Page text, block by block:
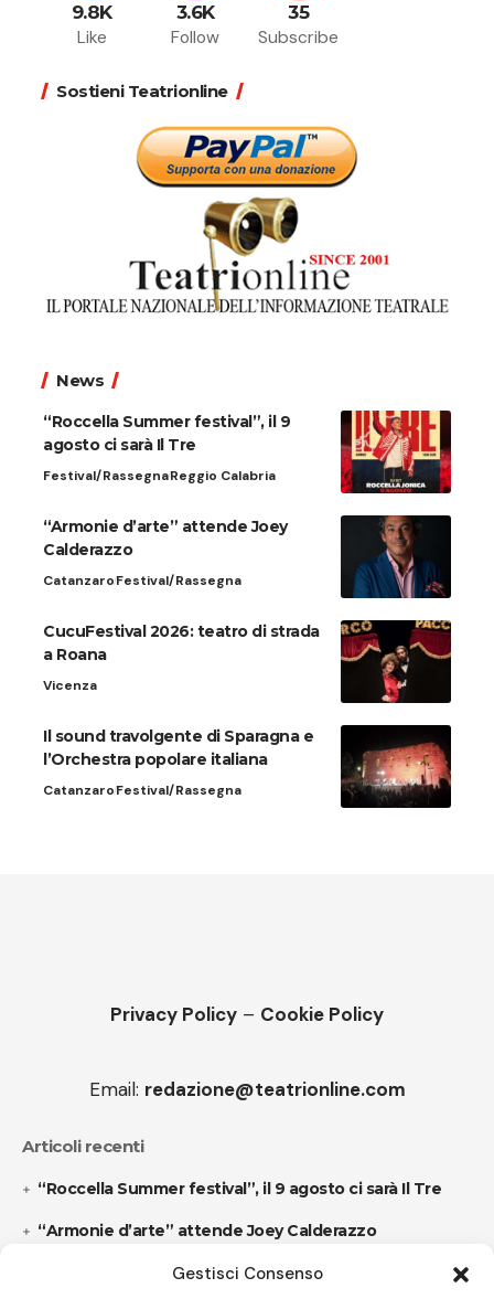
Gestisci Consenso
9.8K
Like
3.6K
Follow
35
Subscribe
Sostieni Teatrionline
News
“Roccella Summer festival”, il 9
agosto ci sarà Il Tre
Festival/RassegnaReggio Calabria
“Armonie d’arte” attende Joey
Calderazzo
CatanzaroFestival/Rassegna
CucuFestival 2026: teatro di strada
a Roana
Vicenza
Il sound travolgente di Sparagna e
l’Orchestra popolare italiana
CatanzaroFestival/Rassegna
Privacy Policy – Cookie Policy
Email: redazione@teatrionline.com
Articoli recenti
“Roccella Summer festival”, il 9 agosto ci sarà Il Tre
“Armonie d’arte” attende Joey Calderazzo